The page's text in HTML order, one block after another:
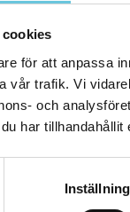
för att anpassa
vår trafik. Vi
och
har